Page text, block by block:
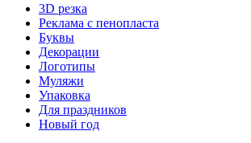
3D резка
Реклама с пенопласта
Буквы
Декорации
Логотипы
Муляжи
Упаковка
Для праздников
Новый год